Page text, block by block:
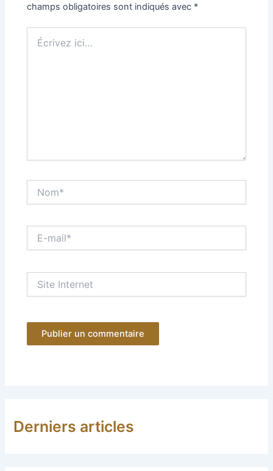
champs obligatoires sont indiqués avec *
ici…
mail*
Internet
Derniers articles